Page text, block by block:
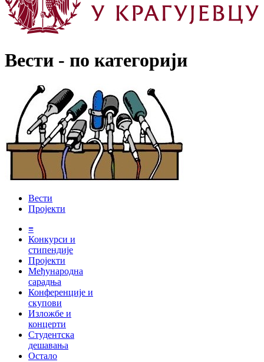
Вести - по категорији
Вести
Пројекти
≡
Конкурси и
стипендије
Пројекти
Међународна
сарадња
Конференције и
скупови
Изложбе и
концерти
Студентска
дешавања
Остало